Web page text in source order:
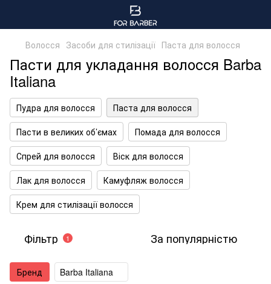
Волосся Засоби для стилізації Паста для волосся
Пасти для укладання волосся Barba
Italiana
Пудра для волосся
Паста для волосся
Пасти в великих об’ємах
Помада для волосся
Спрей для волосся
Віск для волосся
Лак для волосся
Камуфляж волосся
Крем для стилізації волоcся
Фільтр 1 За популярністю
Бренд Barba Italiana